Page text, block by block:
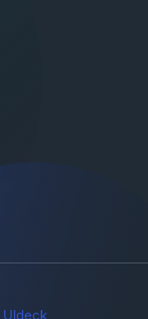
UIdeck